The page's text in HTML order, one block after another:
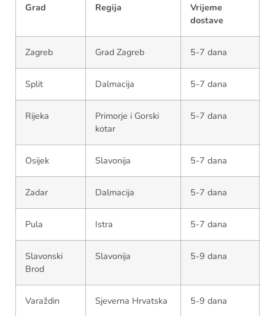
Grad Regija
Vrijeme
dostave
Zagreb Grad Zagreb 5-7 dana
Split Dalmacija 5-7 dana
Rijeka
Primorje i Gorski
kotar
5-7 dana
Osijek Slavonija 5-7 dana
Zadar Dalmacija 5-7 dana
Pula Istra 5-7 dana
Slavonski
Brod
Slavonija 5-9 dana
Varaždin Sjeverna Hrvatska 5-9 dana